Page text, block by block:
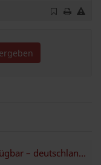
Erfahrene Trockenbauer – sofort verfügbar – deutschlandweit